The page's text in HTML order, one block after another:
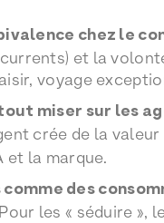
chez le
et la
voyage
miser sur les
crée de la
et la marque.
des
les « séduire »,